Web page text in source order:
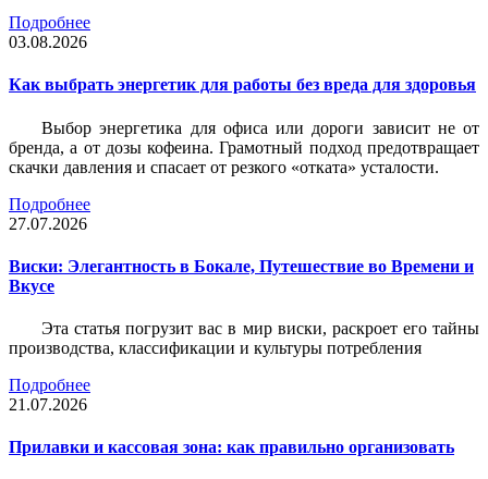
Подробнее
03.08.2026
Как выбрать энергетик для работы без вреда для здоровья
Выбор энергетика для офиса или дороги зависит не от
бренда, а от дозы кофеина. Грамотный подход предотвращает
скачки давления и спасает от резкого «отката» усталости.
Подробнее
27.07.2026
Виски: Элегантность в Бокале, Путешествие во Времени и
Вкусе
Эта статья погрузит вас в мир виски, раскроет его тайны
производства, классификации и культуры потребления
Подробнее
21.07.2026
Прилавки и кассовая зона: как правильно организовать